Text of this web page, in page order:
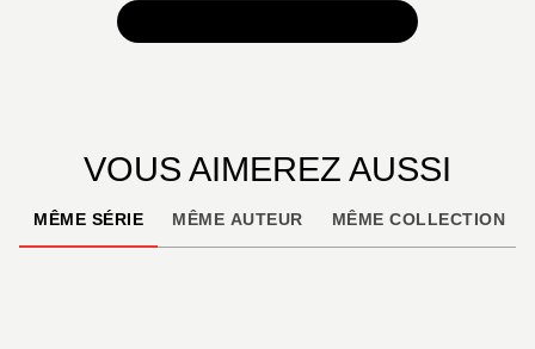
VOUS AIMEREZ AUSSI
MÊME SÉRIE MÊME AUTEUR MÊME COLLECTION